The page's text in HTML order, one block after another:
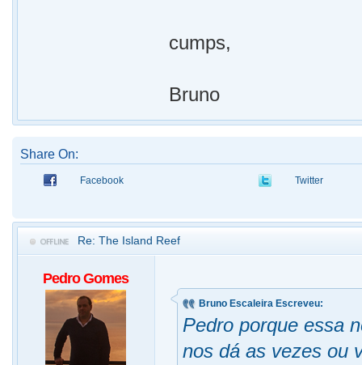
cumps,
Bruno
Share On:
Facebook Twitter
Re: The Island Reef
Pedro Gomes
Bruno Escaleira Escreveu:
Pedro porque essa
nos dá as vezes ou